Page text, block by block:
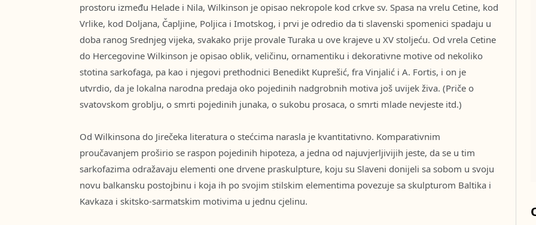
prostoru između Helade i Nila, Wilkinson je opisao nekropole kod crkve sv. Spasa na vrelu Cetine, kod
Vrlike, kod Doljana, Čapljine, Poljica i Imotskog, i prvi je odredio da ti slavenski spomenici spadaju u
doba ranog Srednjeg vijeka, svakako prije provale Turaka u ove krajeve u XV stoljeću. Od vrela Cetine
do Hercegovine Wilkinson je opisao oblik, veličinu, ornamentiku i dekorativne motive od nekoliko
stotina sarkofaga, pa kao i njegovi prethodnici Benedikt Kuprešić, fra Vinjalić i A. Fortis, i on je
utvrdio, da je lokalna narodna predaja oko pojedinih nadgrobnih motiva još uvijek živa. (Priče o
svatovskom groblju, o smrti pojedinih junaka, o sukobu prosaca, o smrti mlade nevjeste itd.)
Od Wilkinsona do Jirečeka literatura o stećcima narasla je kvantitativno. Komparativnim
proučavanjem proširio se raspon pojedinih hipoteza, a jedna od najuvjerljivijih jeste, da se u tim
sarkofazima odražavaju elementi one drvene praskulpture, koju su Slaveni donijeli sa sobom u svoju
novu balkansku postojbinu i koja ih po svojim stilskim elementima povezuje sa skulpturom Baltika i
Kavkaza i skitsko-sarmatskim motivima u jednu cjelinu.